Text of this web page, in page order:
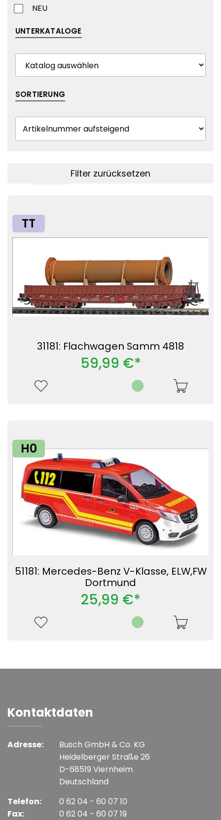
NEU
UNTERKATALOGE
SORTIERUNG
Filter anzeigen
Filter zurücksetzen
TT
31181: Flachwagen Samm 4818
59,99 €*
H0
51181: Mercedes-Benz V-Klasse, ELW,FW
Dortmund
25,99 €*
Kontaktdaten
Adresse:
Busch GmbH & Co. KG
Heidelberger Straße 26
D-68519 Viernheim
Deutschland
Telefon:
Fax:
0 62 04 - 60 07 10
0 62 04 - 60 07 19